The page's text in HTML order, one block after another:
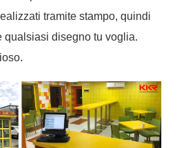
tramite stampo, quindi
qualsiasi disegno tu voglia.